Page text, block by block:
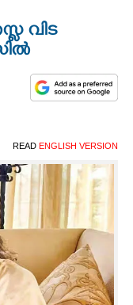
വിട
READ ENGLISH VERSION